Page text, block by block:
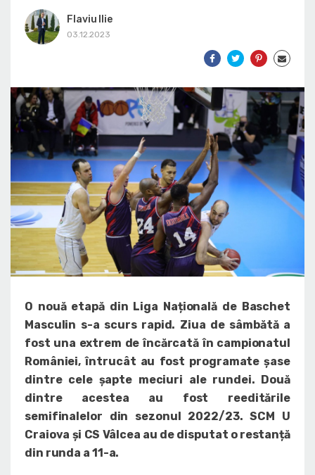
Flaviu Ilie
03.12.2023
O nouă etapă din Liga Națională de Baschet
Masculin s-a scurs rapid. Ziua de sâmbătă a
fost una extrem de încărcată în campionatul
României, întrucât au fost programate șase
dintre cele șapte meciuri ale rundei. Două
dintre acestea au fost reeditările
semifinalelor din sezonul 2022/23. SCM U
Craiova și CS Vâlcea au de disputat o restanță
din runda a 11-a.